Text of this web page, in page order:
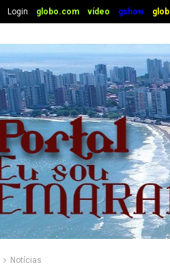
Login globo.com vídeo gshow
Notícias